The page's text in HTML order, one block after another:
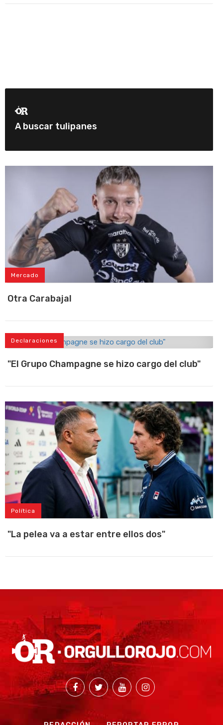
A buscar tulipanes
Mercado
Otra Carabajal
Declaraciones
"El Grupo Champagne se hizo cargo del club"
Política
"La pelea va a estar entre ellos dos"